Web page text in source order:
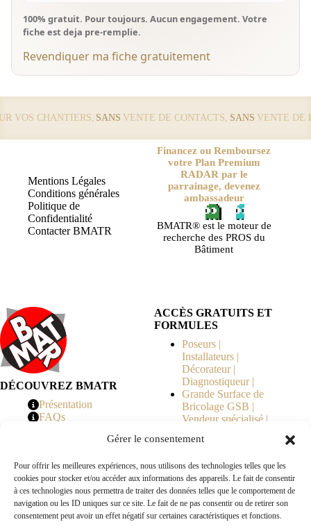
Gérer le consentement
Pour offrir les meilleures expériences, nous utilisons des technologies telles que les
cookies pour stocker et/ou accéder aux informations des appareils. Le fait de consentir
à ces technologies nous permettra de traiter des données telles que le comportement de
navigation ou les ID uniques sur ce site. Le fait de ne pas consentir ou de retirer son
consentement peut avoir un effet négatif sur certaines caractéristiques et fonctions.
100% gratuit. Pour toujours. Aucun engagement. Votre
fiche est deja pre-remplie.
Revendiquer ma fiche gratuitement
CHANTIERS, SANSVENTE DE CONTACTS,SANSVENTE DE
Mentions Légales
Conditions générales
Politique de
Confidentialité
Contacter BMATR
Financez ou Remboursez
votre Plan Premium
RADAR par le
parrainage, devenez
ambassadeur
BMATR® est le moteur de
recherche des PROS du
Bâtiment
DÉCOUVREZ BMATR
Présentation
FAQs
ACCÈS GRATUITS ET
FORMULES
Poseurs |
Installateurs |
Décorateur |
Diagnostiqueur |
Grande Surface de
Bricolage GSB |
Vendeur spécialisé |
Copropriété | MOE |
en Travaux |
Fabricants | Marque |
© 2026 BMATR® — Tous droits réservés.